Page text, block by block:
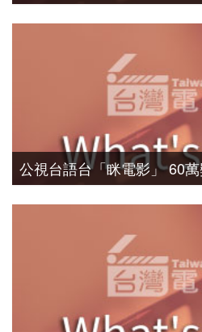
屆得獎作品《小雁與吳愛麗
公視台語台「眯電影」 60
味 第三屆【眯電影：台語